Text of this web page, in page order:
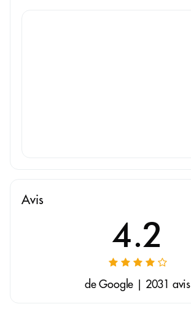
Avis
4.2
de Google | 2031 avis